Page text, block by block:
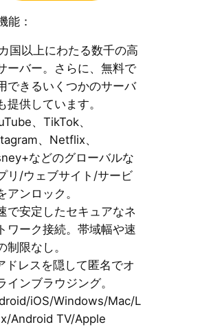
能：
国以上にわたる数千の高
ーバー。さらに、無料で
できるいくつかのサーバ
提供しています。
、TikTok、
、Netflix、
などのグローバルな
リ/ウェブサイト/サービ
アンロック。
で安定したセキュアなネ
ワーク接続。帯域幅や速
制限なし。
ドレスを隠して匿名でオ
インブラウジング。
iOS/Windows/Mac/L
Android TV/Apple